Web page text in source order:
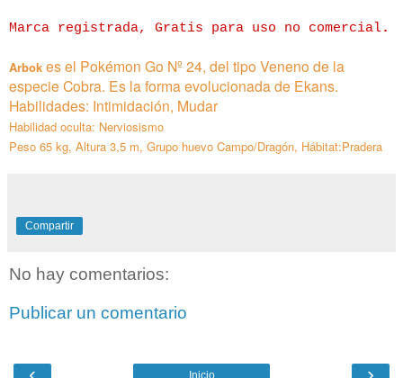
Marca registrada, Gratis para uso no comercial.
Arbok es el Pokémon Go Nº 24, del tipo Veneno de la
especie Cobra. Es la forma evolucionada de Ekans.
Habilidades: Intimidación, Mudar
Habilidad oculta: Nerviosismo
Peso 65 kg, Altura 3,5 m, Grupo huevo Campo/Dragón, Hábitat:Pradera
Compartir
No hay comentarios:
Publicar un comentario
Inicio